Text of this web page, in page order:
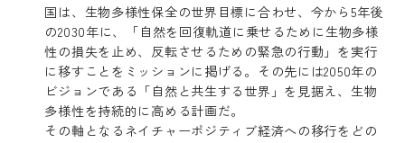
国は、生物多様性保全の世界目標に合わせ、今から5年後
の2030年に、「自然を回復軌道に乗せるために生物多様
性の損失を止め、反転させるための緊急の行動」を実行
に移すことをミッションに掲げる。その先には2050年の
ビジョンである「自然と共生する世界」を見据え、生物
多様性を持続的に高める計画だ。
その軸となるネイチャーポジティブ経済への移行をどの